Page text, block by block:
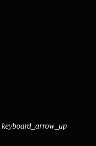
keyboard_arrow_up